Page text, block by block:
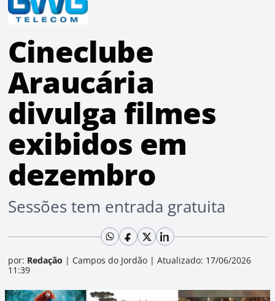
Cineclube
Araucária
divulga filmes
exibidos em
dezembro
Sessões tem entrada gratuita
por: Redação | Campos do Jordão | Atualizado: 17/06/2026
11:39